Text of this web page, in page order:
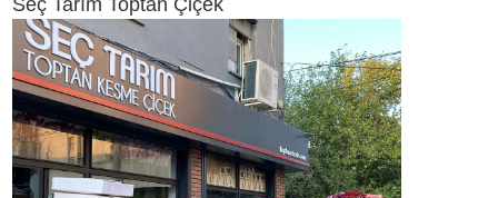
Seç Tarım Toptan Çiçek